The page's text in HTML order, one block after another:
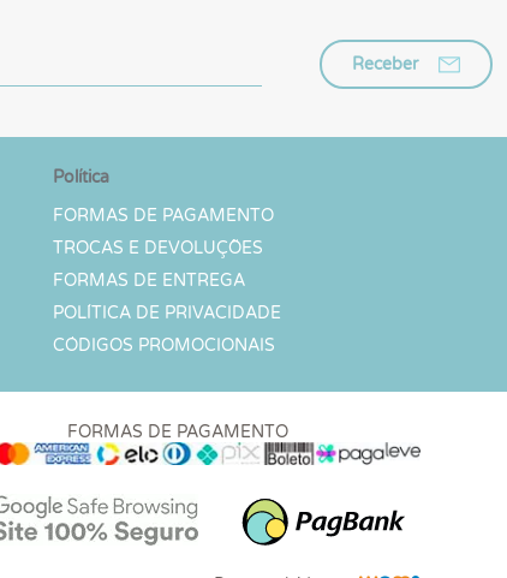
Receber
Política
FORMAS DE PAGAMENTO
TROCAS E DEVOLUÇÕES
FORMAS DE ENTREGA
POLÍTICA DE PRIVACIDADE
CÓDIGOS PROMOCIONAIS
FORMAS DE PAGAMENTO